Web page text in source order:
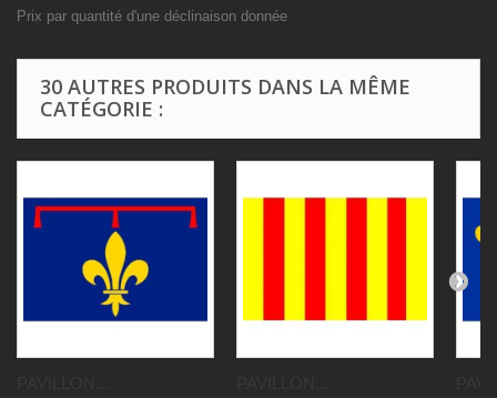
Prix par quantité d'une déclinaison donnée
30 AUTRES PRODUITS DANS LA MÊME
CATÉGORIE :